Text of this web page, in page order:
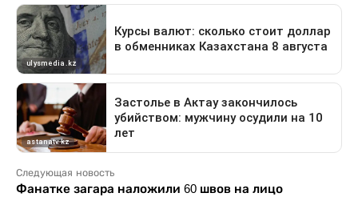
Следующая новость
Фанатке загара наложили 60 швов на лицо